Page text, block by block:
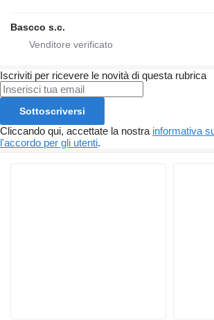
Bascco s.c.
Iscriviti per ricevere le novità di questa rubrica
Sottoscriversi
Cliccando qui, accettate la nostra informativa
l'accordo per gli utenti.